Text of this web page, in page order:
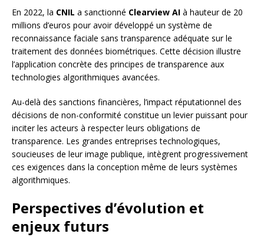
En 2022, la CNIL a sanctionné Clearview AI à hauteur de 20
millions d’euros pour avoir développé un système de
reconnaissance faciale sans transparence adéquate sur le
traitement des données biométriques. Cette décision illustre
l’application concrète des principes de transparence aux
technologies algorithmiques avancées.
Au-delà des sanctions financières, l’impact réputationnel des
décisions de non-conformité constitue un levier puissant pour
inciter les acteurs à respecter leurs obligations de
transparence. Les grandes entreprises technologiques,
soucieuses de leur image publique, intègrent progressivement
ces exigences dans la conception même de leurs systèmes
algorithmiques.
Perspectives d’évolution et
enjeux futurs